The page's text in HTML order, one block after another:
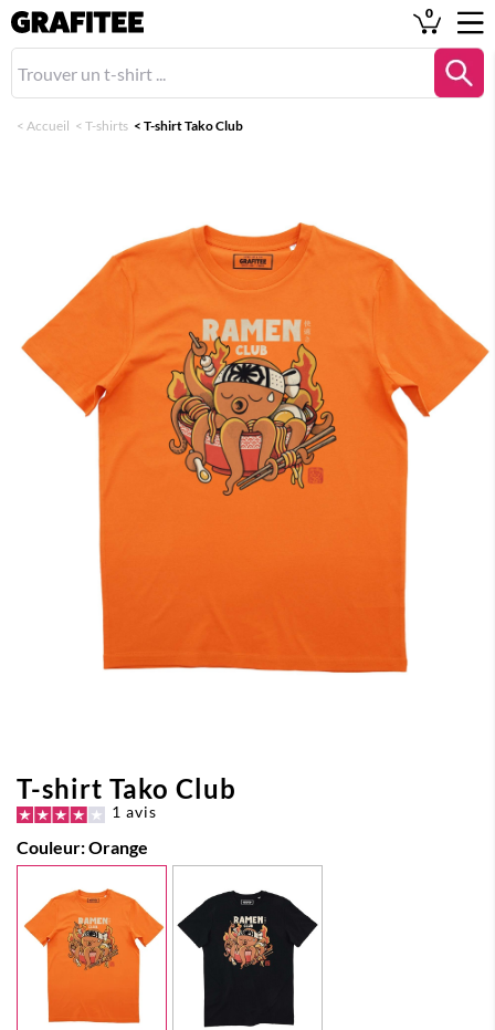
0
< Accueil < T-shirts < T-shirt Tako Club
T-shirt Tako Club
1 avis
Couleur:Orange